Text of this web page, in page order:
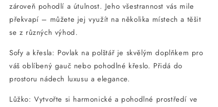
zároveň pohodlí a útulnost. Jeho všestrannost vás mile
překvapí – můžete jej využít na několika místech a těšit
se z různých výhod.
Sofy a křesla: Povlak na polštář je skvělým doplňkem pro
váš oblíbený gauč nebo pohodlné křeslo. Přidá do
prostoru nádech luxusu a elegance.
Lůžko: Vytvořte si harmonické a pohodlné prostředí ve